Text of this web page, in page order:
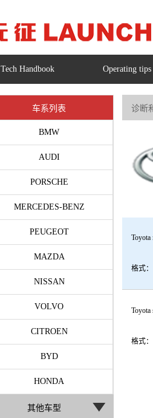
Tech Handbook Operating tips
车系列表
BMW
AUDI
PORSCHE
MERCEDES-BENZ
PEUGEOT
MAZDA
NISSAN
VOLVO
CITROEN
BYD
HONDA
其他车型
诊断
Toyota
格式
Toyota
格式